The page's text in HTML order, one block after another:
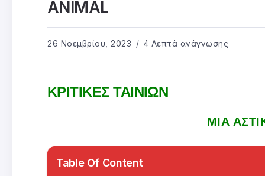
ANIMAL
26 Νοεμβρίου, 2023 4 Λεπτά ανάγνωσης
ΚΡΙΤΙΚΕΣ ΤΑΙΝΙΩΝ
ΜΙΑ
Table Of Content